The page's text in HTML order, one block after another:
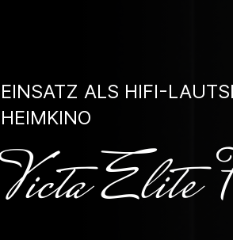
EINSATZ ALS HIFI-
HEIMKINO
Victa